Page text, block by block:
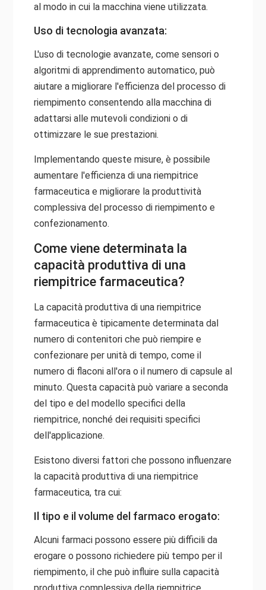
al modo in cui la macchina viene utilizzata.
Uso di tecnologia avanzata:
L'uso di tecnologie avanzate, come sensori o
algoritmi di apprendimento automatico, può
aiutare a migliorare l'efficienza del processo di
riempimento consentendo alla macchina di
adattarsi alle mutevoli condizioni o di
ottimizzare le sue prestazioni.
Implementando queste misure, è possibile
aumentare l'efficienza di una riempitrice
farmaceutica e migliorare la produttività
complessiva del processo di riempimento e
confezionamento.
Come viene determinata la
capacità produttiva di una
riempitrice farmaceutica?
La capacità produttiva di una riempitrice
farmaceutica è tipicamente determinata dal
numero di contenitori che può riempire e
confezionare per unità di tempo, come il
numero di flaconi all'ora o il numero di capsule al
minuto. Questa capacità può variare a seconda
del tipo e del modello specifici della
riempitrice, nonché dei requisiti specifici
dell'applicazione.
Esistono diversi fattori che possono influenzare
la capacità produttiva di una riempitrice
farmaceutica, tra cui:
Il tipo e il volume del farmaco erogato:
Alcuni farmaci possono essere più difficili da
erogare o possono richiedere più tempo per il
riempimento, il che può influire sulla capacità
produttiva complessiva della riempitrice.